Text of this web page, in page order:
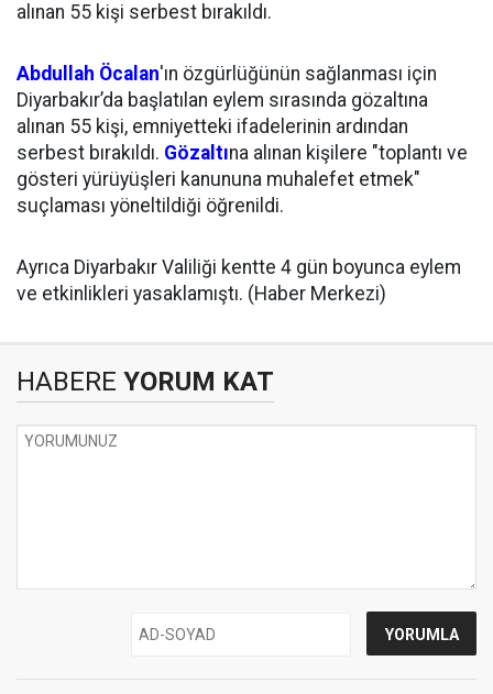
alınan 55 kişi serbest bırakıldı.
Abdullah Öcalan'ın özgürlüğünün sağlanması için
Diyarbakır’da başlatılan eylem sırasında gözaltına
alınan 55 kişi, emniyetteki ifadelerinin ardından
serbest bırakıldı. Gözaltına alınan kişilere "toplantı ve
gösteri yürüyüşleri kanununa muhalefet etmek"
suçlaması yöneltildiği öğrenildi.
Ayrıca Diyarbakır Valiliği kentte 4 gün boyunca eylem
ve etkinlikleri yasaklamıştı. (Haber Merkezi)
HABERE YORUM KAT